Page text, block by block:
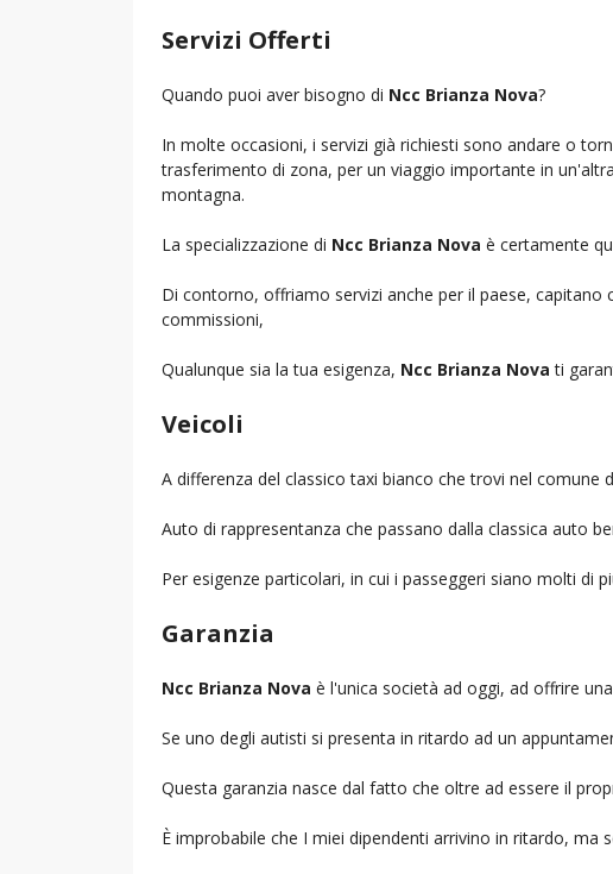
Servizi Offerti
Quando puoi aver bisogno di Ncc Brianza Nova?
In molte occasioni, i servizi già richiesti sono andare o
trasferimento di zona, per un viaggio importante in
montagna.
La specializzazione di Ncc Brianza Nova è certamente
Di contorno, offriamo servizi anche per il paese,
commissioni,
Qualunque sia la tua esigenza, Ncc Brianza Nova ti
Veicoli
A differenza del classico taxi bianco che trovi nel
Auto di rappresentanza che passano dalla classica auto
Per esigenze particolari, in cui i passeggeri siano molti di
Garanzia
Ncc Brianza Nova è l'unica società ad oggi, ad offrire
Se uno degli autisti si presenta in ritardo ad un
Questa garanzia nasce dal fatto che oltre ad essere il
È improbabile che I miei dipendenti arrivino in ritardo, ma